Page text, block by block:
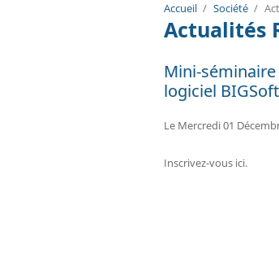
Accueil / Société /
Actualités
Mini-
logiciel
Le Mercredi 01
Inscrivez-vous ici.